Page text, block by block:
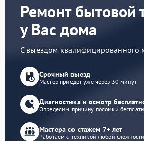
Ремонт бытовой
у Вас дома
С выездом квалифицированного
Срочный выезд
Мастер приедет уже через 30 минут
Диагностика и осмотр
Определим причину поломки
Мастера со стажем 7+ лет
Работаем с техникой любой сложности